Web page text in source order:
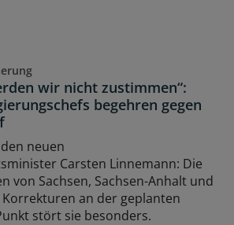
wir nicht zustimmen“:
begehren gegen
neuen
Carsten Linnemann: Die
von Sachsen, Sachsen-Anhalt und
an der geplanten
stört sie besonders.